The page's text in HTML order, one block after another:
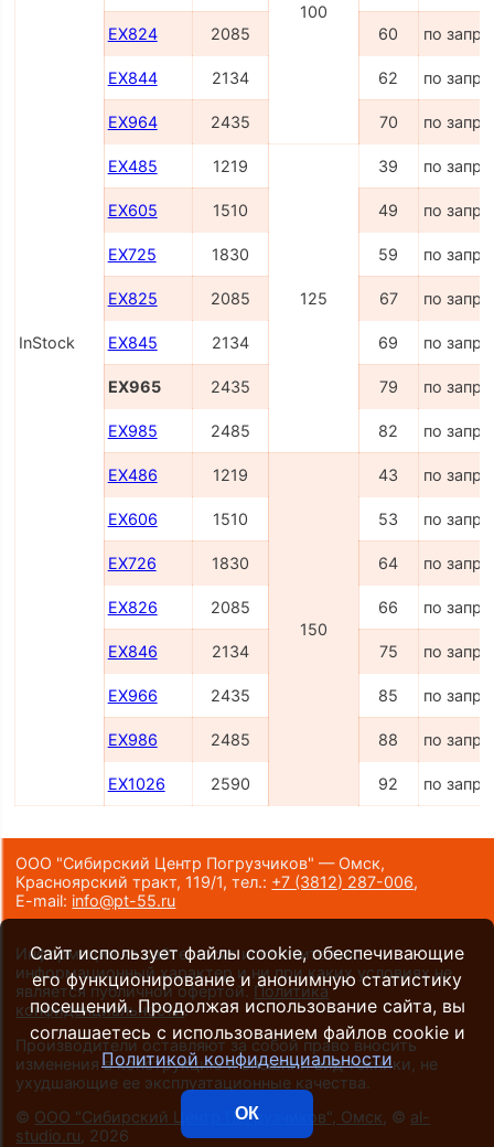
InStock
100
EX824 2085 60 по
EX844 2134 62 по
EX964 2435 70 по
EX485 1219
125
39 по
EX605 1510 49 по
EX725 1830 59 по
EX825 2085 67 по
EX845 2134 69 по
EX965 2435 79 по
EX985 2485 82 по
EX486 1219
150
43 по
EX606 1510 53 по
EX726 1830 64 по
EX826 2085 66 по
EX846 2134 75 по
EX966 2435 85 по
EX986 2485 88 по
EX1026 2590 92 по
ООО "Сибирский Центр Погрузчиков" — Омск,
Красноярский тракт, 119/1,тел.: +7 (3812) 287-006,
E-mail: info@pt-55.ru
Информация на сайте носит исключительно
информационный характер и ни при каких условиях не
является публичной офертой. Политика
конфиденциальности.
Производители оставляют за собой право вносить
изменения в конструкцию и внешний вид техники, не
ухудшающие ее эксплуатационные качества.
© ООО "Сибирский Центр Погрузчиков", Омск , © al-
studio.ru , 2026
Сайт использует файлы cookie, обеспечивающие
его функционирование и анонимную статистику
посещений. Продолжая использование сайта, вы
соглашаетесь с использованием файлов cookie и
Политикой конфиденциальности
ОК